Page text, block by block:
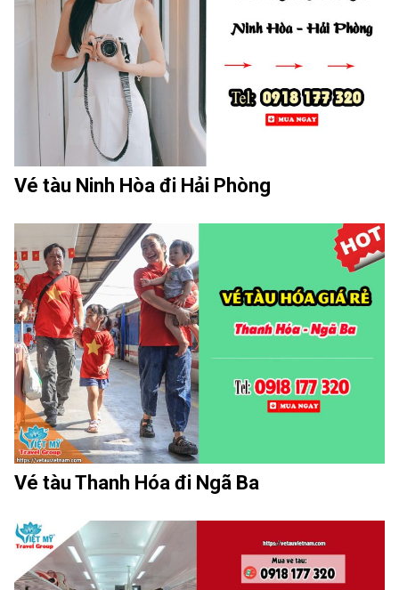
Vé tàu Ninh Hòa đi Hải Phòng
Vé tàu Thanh Hóa đi Ngã Ba